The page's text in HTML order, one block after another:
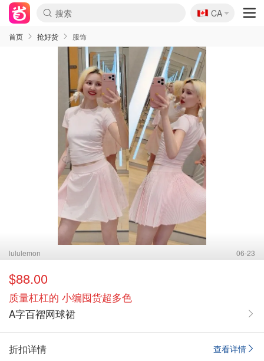
🇨🇦
CA
首页 抢好货 服饰
lululemon 06-23
$88.00
质量杠杠的 小编囤货超多色
A字百褶网球裙
查看详情
折扣详情